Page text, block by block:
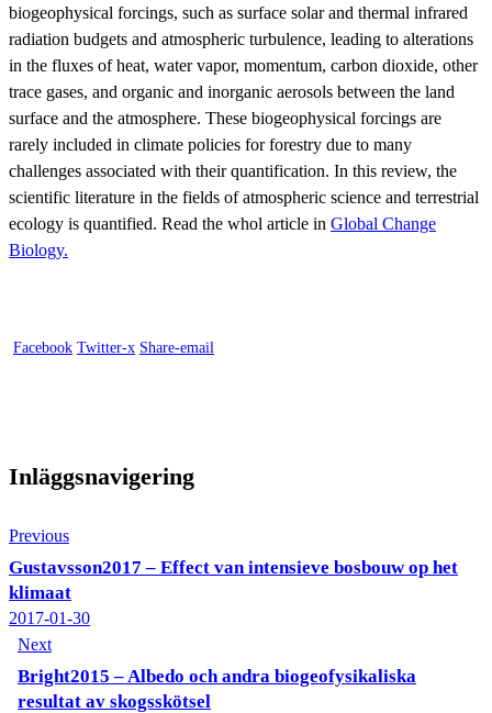
biogeophysical forcings, such as surface solar and thermal infrared
radiation budgets and atmospheric turbulence, leading to alterations
in the fluxes of heat, water vapor, momentum, carbon dioxide, other
trace gases, and organic and inorganic aerosols between the land
surface and the atmosphere. These biogeophysical forcings are
rarely included in climate policies for forestry due to many
challenges associated with their quantification. In this review, the
scientific literature in the fields of atmospheric science and terrestrial
ecology is quantified. Read the whol article in Global Change
Biology.
Facebook Twitter-x Share-email
Inläggsnavigering
Previous
Gustavsson2017 – Effect van intensieve bosbouw op het
klimaat
2017-01-30
Next
Bright2015 – Albedo och andra biogeofysikaliska
resultat av skogsskötsel